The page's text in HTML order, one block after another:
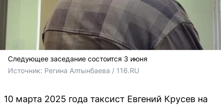
Следующее заседание состоится 3 июня
Источник: Регина Алтынбаева / 116.RU
10 марта 2025 года таксист Евгений Крусев на